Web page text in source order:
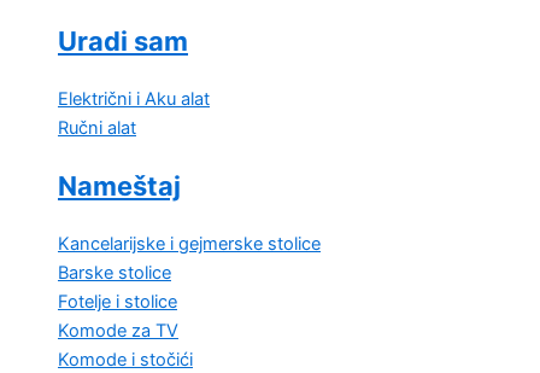
Uradi sam
Električni i Aku alat
Ručni alat
Nameštaj
Kancelarijske i gejmerske stolice
Barske stolice
Fotelje i stolice
Komode za TV
Komode i stočići